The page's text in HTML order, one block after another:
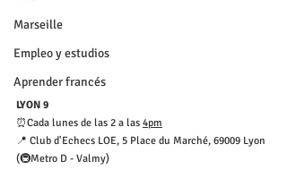
Marseille
Empleo y estudios
Aprender francés
LYON 9
⏰Cada lunes de las 2 a las 4pm
📍 Club d'Echecs LOE, 5 Place du Marché, 69009 Lyon
(🚇Metro D - Valmy)